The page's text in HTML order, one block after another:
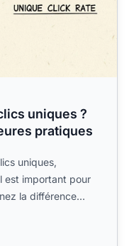
uniques ?
pratiques
uniques,
est important pour
la différence